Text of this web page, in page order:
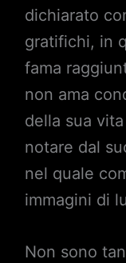
dichiarato
gratifichi, in
fama
non ama
della sua
notare dal
nel quale
immagini di
Non sono